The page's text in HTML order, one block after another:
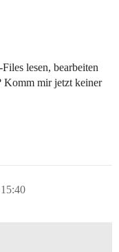
lesen, bearbeiten
Komm mir jetzt keiner